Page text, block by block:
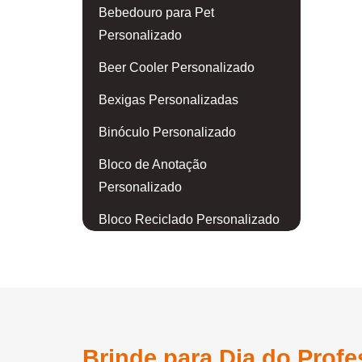
Bebedouro para Pet
Personalizado
Beer Cooler Personalizado
Bexigas Personalizadas
Binóculo Personalizado
Bloco de Anotação
Personalizado
Bloco Reciclado Personalizado
Bola de Golf Personalizada